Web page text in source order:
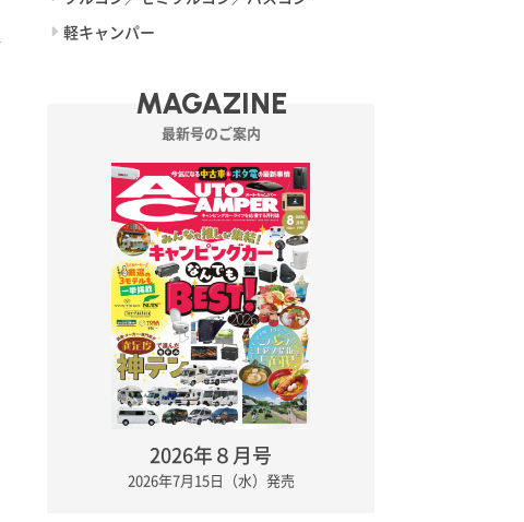
軽キャンパー
MAGAZINE
最新号のご案内
2026年８月号
2026年7月15日（水）発売